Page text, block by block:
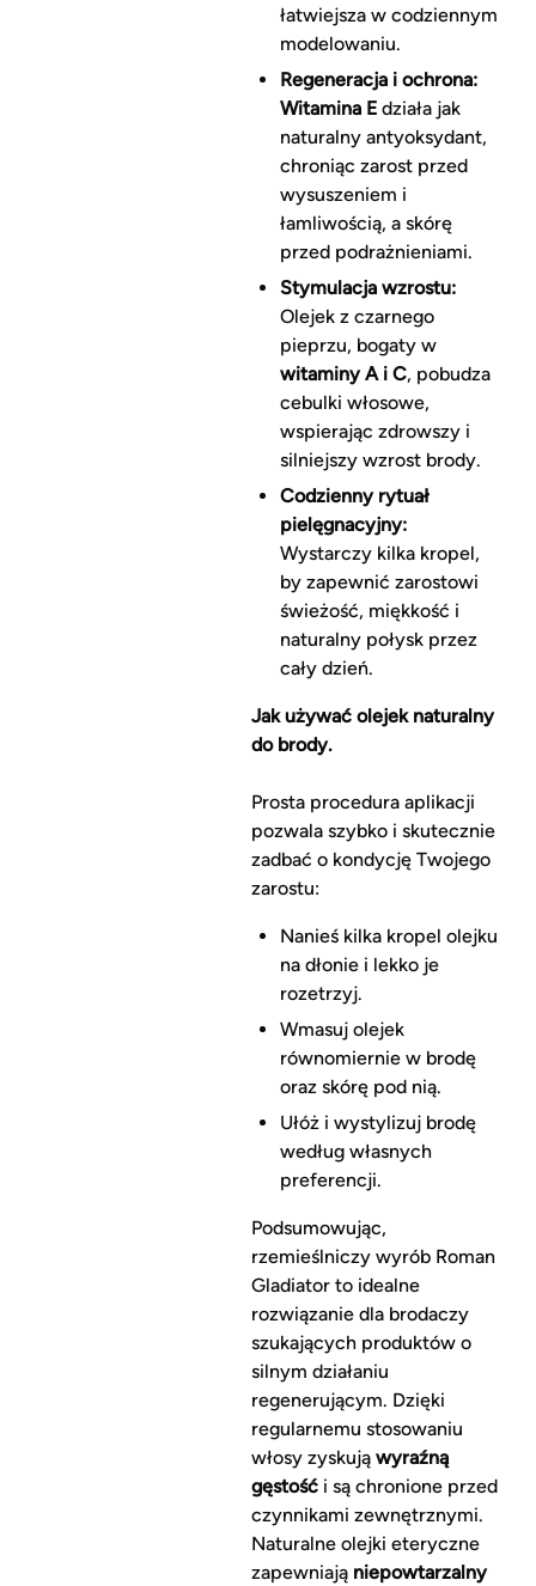
łatwiejsza w codziennym
modelowaniu.
Regeneracja i ochrona:
Witamina Edziała jak
naturalny antyoksydant,
chroniąc zarost przed
wysuszeniem i
łamliwością, a skórę
przed podrażnieniami.
Stymulacja wzrostu:
Olejek z czarnego
pieprzu, bogaty w
witaminy A i C, pobudza
cebulki włosowe,
wspierając zdrowszy i
silniejszy wzrost brody.
Codzienny rytuał
pielęgnacyjny:
Wystarczy kilka kropel,
by zapewnić zarostowi
świeżość, miękkość i
naturalny połysk przez
cały dzień.
Jak używać olejek naturalny
do brody.
Prosta procedura aplikacji
pozwala szybko i skutecznie
zadbać o kondycję Twojego
zarostu:
Nanieś kilka kropel olejku
na dłonie i lekko je
rozetrzyj.
Wmasuj olejek
równomiernie w brodę
oraz skórę pod nią.
Ułóż i wystylizuj brodę
według własnych
preferencji.
Podsumowując,
rzemieślniczy wyrób Roman
Gladiator to idealne
rozwiązanie dla brodaczy
szukających produktów o
silnym działaniu
regenerującym. Dzięki
regularnemu stosowaniu
włosy zyskują wyraźną
gęstośći są chronione przed
czynnikami zewnętrznymi.
Naturalne olejki eteryczne
zapewniają niepowtarzalny